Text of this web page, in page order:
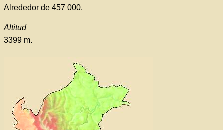
Alrededor de 457 000.
Altitud
3399 m.